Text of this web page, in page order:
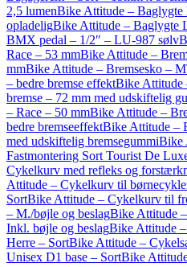
2,5 lumenBike Attitude –
opladeligBike Attitude – Baglygte
BMX pedal – 1/2″ – LU-987 sølv
Race – 53 mmBike Attitude –
mmBike Attitude – Bremsesko –
– bedre bremse effektBike Attitude
bremse – 72 mm med udskiftelig
– Race – 50 mmBike Attitude –
bedre bremseeffektBike Attitude –
med udskiftelig bremsegummiBike
Fastmontering Sort Tourist De
Cykelkurv med refleks og
Attitude – Cykelkurv til
SortBike Attitude – Cykelkurv til
– M./bøjle og beslagBike Attitude
Inkl. bøjle og beslagBike Attitude
Herre – SortBike Attitude –
Unisex D1 base – SortBike